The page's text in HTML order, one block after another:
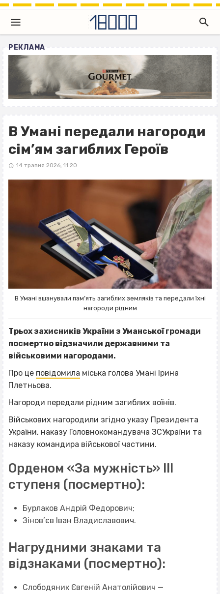
РЕКЛАМА
В Умані передали нагороди
сім’ям загиблих Героїв
14 травня 2026, 11:20
В Умані вшанували пам’ять загиблих земляків та передали їхні
нагороди рідним
Трьох захисників України з Уманської громади
посмертно відзначили державними та
військовими нагородами.
Про це повідомила міська голова Умані Ірина
Плетньова.
Нагороди передали рідним загиблих воїнів.
Військових нагородили згідно указу Президента
України, наказу Головнокомандувача ЗСУкраїни та
наказу командира військової частини.
Орденом «За мужність» ІІІ
ступеня (посмертно):
Бурлаков Андрій Федорович;
Зінов’єв Іван Владиславович.
Нагрудними знаками та
відзнаками (посмертно):
Слободяник Євгеній Анатолійович —